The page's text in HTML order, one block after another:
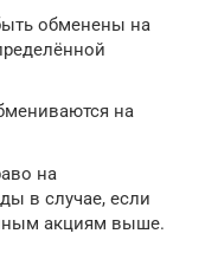
обменены на
на
на
в случае, если
акциям выше.